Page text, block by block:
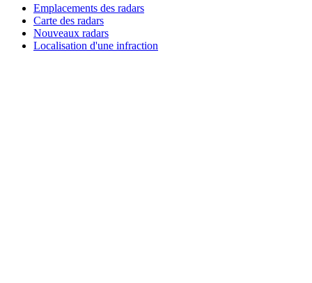
Emplacements des radars
Carte des radars
Nouveaux radars
Localisation d'une infraction